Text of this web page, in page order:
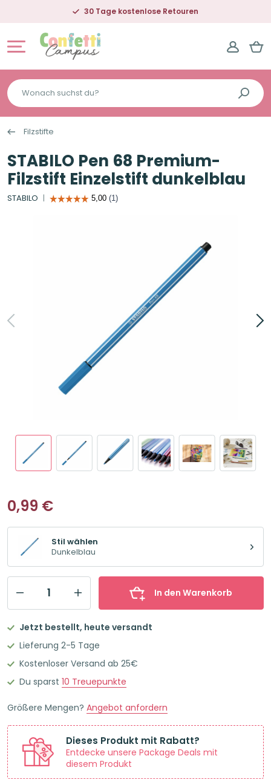
30 Tage kostenlose Retouren
Wonach
suchst
du?
Filzstifte
STABILO Pen 68 Premium-
Filzstift Einzelstift dunkelblau
STABILO
0,99 €
Stil wählen
Dunkelblau
68
Premium-
Filzstift
Einzelstift
In den Warenkorb
Jetzt bestellt, heute versandt
Lieferung 2-5 Tage
Kostenloser Versand ab 25€
Du sparst 10 Treuepunkte
Größere Mengen? Angebot anfordern
Dieses Produkt mit Rabatt?
Entdecke unsere Package Deals mit
diesem Produkt